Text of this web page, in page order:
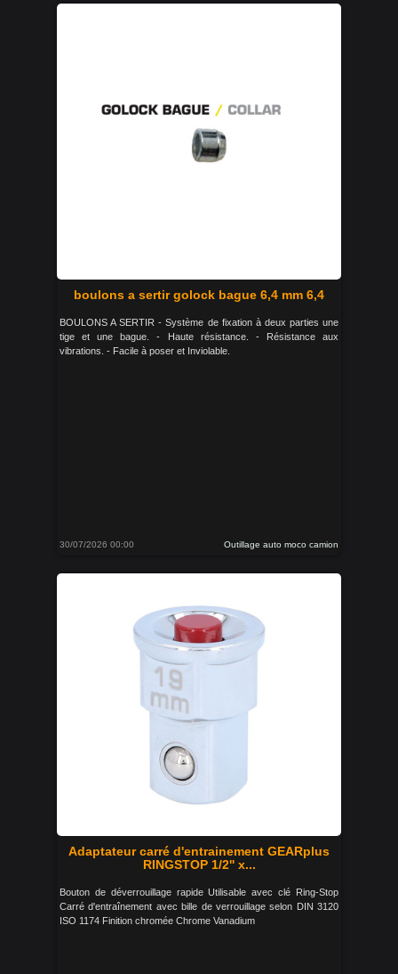
boulons a sertir golock bague 6,4 mm 6,4
BOULONS A SERTIR - Système de fixation à deux parties une
tige et une bague. - Haute résistance. - Résistance aux
vibrations. - Facile à poser et Inviolable.
30/07/2026 00:00 Outillage auto moco camion
Adaptateur carré d'entrainement GEARplus
RINGSTOP 1/2'' x...
Bouton de déverrouillage rapide Utilisable avec clé Ring-Stop
Carré d'entraînement avec bille de verrouillage selon DIN 3120
ISO 1174 Finition chromée Chrome Vanadium